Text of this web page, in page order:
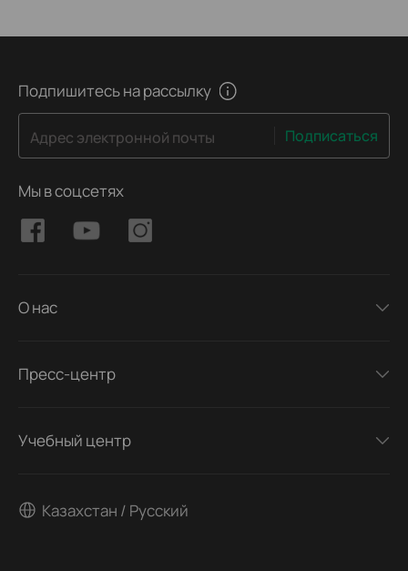
Подпишитесь на рассылку
Адрес электронной почты Подписаться
Мы в соцсетях
О нас
Пресс-центр
Учебный центр
Казахстан / Русский